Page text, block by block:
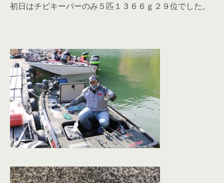
初日はチビキーパーのみ５匹１３６６ｇ２９位でした。